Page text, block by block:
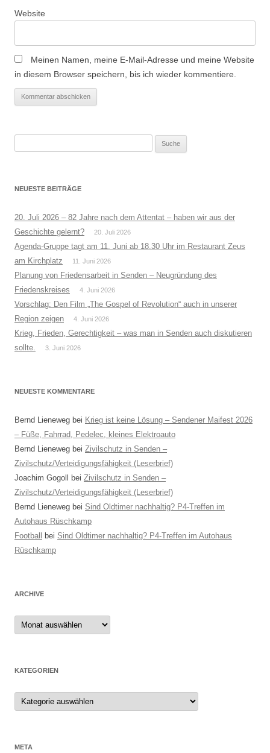
Website
Meinen Namen, meine E-Mail-Adresse und meine Website
in diesem Browser speichern, bis ich wieder kommentiere.
NEUESTE BEITRÄGE
20. Juli 2026 – 82 Jahre nach dem Attentat – haben wir aus der
Geschichte gelernt?
20. Juli 2026
Agenda-Gruppe tagt am 11. Juni ab 18.30 Uhr im Restaurant Zeus
am Kirchplatz
11. Juni 2026
Planung von Friedensarbeit in Senden – Neugründung des
Friedenskreises
4. Juni 2026
Vorschlag: Den Film „The Gospel of Revolution“ auch in unserer
Region zeigen
4. Juni 2026
Krieg, Frieden, Gerechtigkeit – was man in Senden auch diskutieren
sollte.
3. Juni 2026
NEUESTE KOMMENTARE
Bernd Lieneweg bei Krieg ist keine Lösung – Sendener Maifest 2026
– Füße, Fahrrad, Pedelec, kleines Elektroauto
Bernd Lieneweg bei Zivilschutz in Senden –
Zivilschutz/Verteidigungsfähigkeit (Leserbrief)
Joachim Gogoll
bei Zivilschutz in Senden –
Zivilschutz/Verteidigungsfähigkeit (Leserbrief)
Bernd Lieneweg bei Sind Oldtimer nachhaltig? P4-Treffen im
Autohaus Rüschkamp
Football
bei Sind Oldtimer nachhaltig? P4-Treffen im Autohaus
Rüschkamp
ARCHIVE
Archive
KATEGORIEN
Kategorien
META